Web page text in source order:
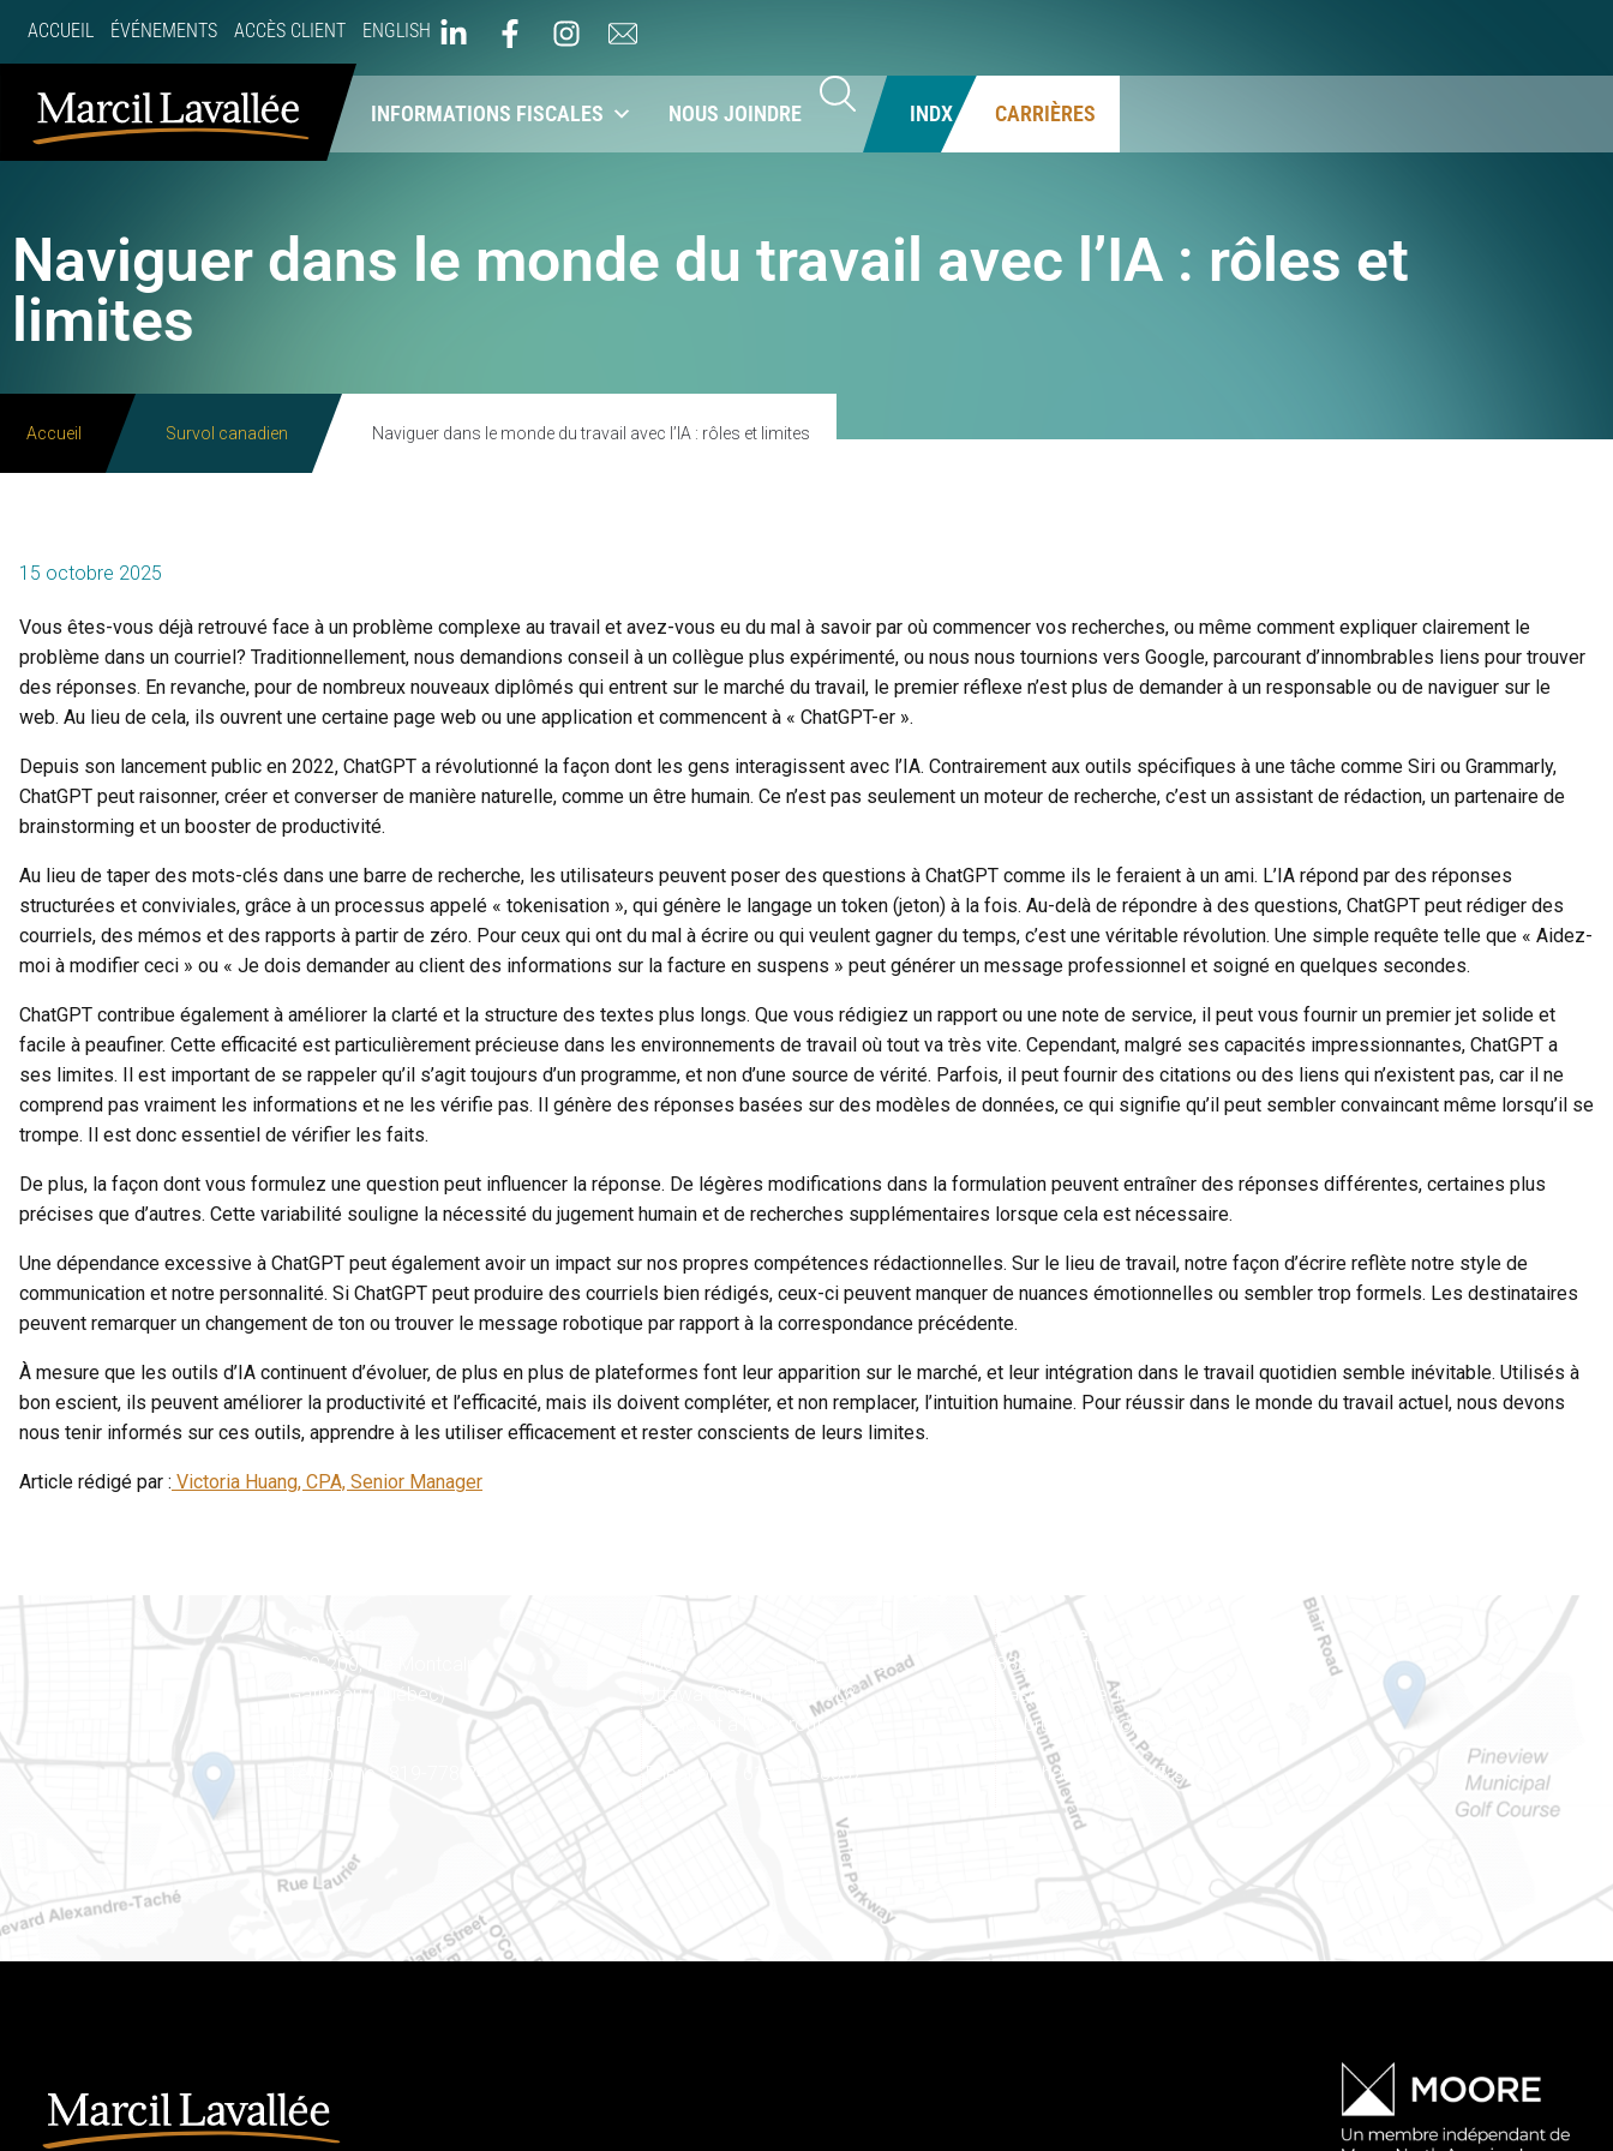
ACCUEIL ÉVÉNEMENTS ACCÈS CLIENT ENGLISH
À PROPOS NOS SERVICES INFORMATIONS FISCALES NOUS JOINDRE INDX CARRIÈRES
Naviguer dans le monde du travail avec l’IA : rôles et
limites
Accueil Survol canadien Naviguer dans le monde du travail avec l’IA : rôles et limites
15 octobre 2025
Vous êtes-vous déjà retrouvé face à un problème complexe au travail et avez-vous eu du mal à savoir par où commencer vos recherches, ou même comment expliquer clairement le
problème dans un courriel? Traditionnellement, nous demandions conseil à un collègue plus expérimenté, ou nous nous tournions vers Google, parcourant d’innombrables liens pour trouver
des réponses. En revanche, pour de nombreux nouveaux diplômés qui entrent sur le marché du travail, le premier réflexe n’est plus de demander à un responsable ou de naviguer sur le
web. Au lieu de cela, ils ouvrent une certaine page web ou une application et commencent à « ChatGPT-er ».
Depuis son lancement public en 2022, ChatGPT a révolutionné la façon dont les gens interagissent avec l’IA. Contrairement aux outils spécifiques à une tâche comme Siri ou Grammarly,
ChatGPT peut raisonner, créer et converser de manière naturelle, comme un être humain. Ce n’est pas seulement un moteur de recherche, c’est un assistant de rédaction, un partenaire de
brainstorming et un booster de productivité.
Au lieu de taper des mots-clés dans une barre de recherche, les utilisateurs peuvent poser des questions à ChatGPT comme ils le feraient à un ami. L’IA répond par des réponses
structurées et conviviales, grâce à un processus appelé « tokenisation », qui génère le langage un token (jeton) à la fois. Au-delà de répondre à des questions, ChatGPT peut rédiger des
courriels, des mémos et des rapports à partir de zéro. Pour ceux qui ont du mal à écrire ou qui veulent gagner du temps, c’est une véritable révolution. Une simple requête telle que « Aidez-
moi à modifier ceci » ou « Je dois demander au client des informations sur la facture en suspens » peut générer un message professionnel et soigné en quelques secondes.
ChatGPT contribue également à améliorer la clarté et la structure des textes plus longs. Que vous rédigiez un rapport ou une note de service, il peut vous fournir un premier jet solide et
facile à peaufiner. Cette efficacité est particulièrement précieuse dans les environnements de travail où tout va très vite. Cependant, malgré ses capacités impressionnantes, ChatGPT a
ses limites. Il est important de se rappeler qu’il s’agit toujours d’un programme, et non d’une source de vérité. Parfois, il peut fournir des citations ou des liens qui n’existent pas, car il ne
comprend pas vraiment les informations et ne les vérifie pas. Il génère des réponses basées sur des modèles de données, ce qui signifie qu’il peut sembler convaincant même lorsqu’il se
trompe. Il est donc essentiel de vérifier les faits.
De plus, la façon dont vous formulez une question peut influencer la réponse. De légères modifications dans la formulation peuvent entraîner des réponses différentes, certaines plus
précises que d’autres. Cette variabilité souligne la nécessité du jugement humain et de recherches supplémentaires lorsque cela est nécessaire.
Une dépendance excessive à ChatGPT peut également avoir un impact sur nos propres compétences rédactionnelles. Sur le lieu de travail, notre façon d’écrire reflète notre style de
communication et notre personnalité. Si ChatGPT peut produire des courriels bien rédigés, ceux-ci peuvent manquer de nuances émotionnelles ou sembler trop formels. Les destinataires
peuvent remarquer un changement de ton ou trouver le message robotique par rapport à la correspondance précédente.
À mesure que les outils d’IA continuent d’évoluer, de plus en plus de plateformes font leur apparition sur le marché, et leur intégration dans le travail quotidien semble inévitable. Utilisés à
bon escient, ils peuvent améliorer la productivité et l’efficacité, mais ils doivent compléter, et non remplacer, l’intuition humaine. Pour réussir dans le monde du travail actuel, nous devons
nous tenir informés sur ces outils, apprendre à les utiliser efficacement et rester conscients de leurs limites.
Article rédigé par : Victoria Huang, CPA, Senior Manager
Gatineau
100-200, rue Montcalm
Gatineau (Québec)
J8Y 3B5
Téléphone : 819-778-2428
Ottawa
400-1420, place Blair Towers
Ottawa (Ontario) K1J 9L8
(Adjacent à l’autoroute 174)
Téléphone : 613-745-8387
Est ontarien
888, rue Notre-Dame
Case postale 101
Embrun (Ontario) K0A 1W1
Téléphone : 613-745-8387